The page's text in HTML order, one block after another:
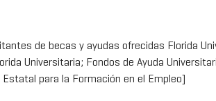
de becas y ayudas ofrecidas Florida
Universitaria; Fondos de Ayuda
para la Formación en el Empleo]